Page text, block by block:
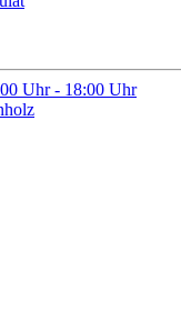
Uhr - 18:00 Uhr